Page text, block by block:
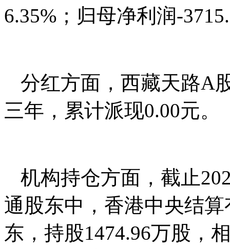
6.35%；归母净利润-
分红方面，西藏天路A
三年，累计派现0.00元。
机构持仓方面，截止
通股东中，香港中央结
东，持股1474.96万股，